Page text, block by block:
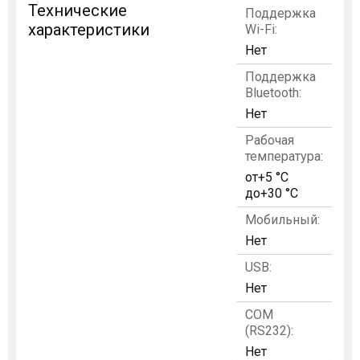
Технические
характеристики
Поддержка
Wi-Fi:
Нет
Поддержка
Bluetooth:
Нет
Рабочая
температура:
от+5 °C
до+30 °C
Мобильный:
Нет
USB:
Нет
COM
(RS232):
Нет